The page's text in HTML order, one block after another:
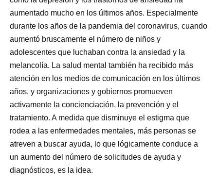
aumentado mucho en los últimos años. Especialmente
durante los años de la pandemia del coronavirus, cuando
aumentó bruscamente el número de niños y
adolescentes que luchaban contra la ansiedad y la
melancolía. La salud mental también ha recibido más
atención en los medios de comunicación en los últimos
años, y organizaciones y gobiernos promueven
activamente la concienciación, la prevención y el
tratamiento. A medida que disminuye el estigma que
rodea a las enfermedades mentales, más personas se
atreven a buscar ayuda, lo que lógicamente conduce a
un aumento del número de solicitudes de ayuda y
diagnósticos, es la idea.